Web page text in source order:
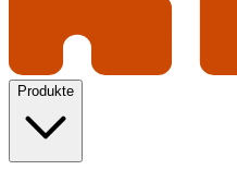
Produkte